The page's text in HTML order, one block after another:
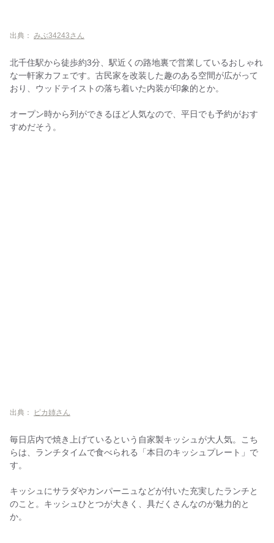
AJO BASE
北千住エリアのおしゃれなカフェ！勉強や仕事がはかどるお店
スロー ジェット コーヒー
ジュースバー ロケット
出典： みぶ34243さん
北千住駅から徒歩約3分、駅近くの路地裏で営業しているおしゃれ
な一軒家カフェです。古民家を改装した趣のある空間が広がって
おり、ウッドテイストの落ち着いた内装が印象的とか。
オープン時から列ができるほど人気なので、平日でも予約がおす
すめだそう。
出典： ピカ姉さん
毎日店内で焼き上げているという自家製キッシュが大人気。こち
らは、ランチタイムで食べられる「本日のキッシュプレート」で
す。
キッシュにサラダやカンパーニュなどが付いた充実したランチと
のこと。キッシュひとつが大きく、具だくさんなのが魅力的と
か。